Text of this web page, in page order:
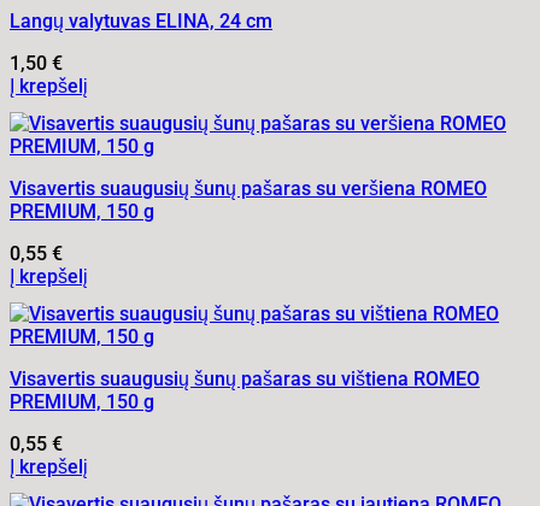
Langų valytuvas ELINA, 24 cm
1,50 €
Į krepšelį
Visavertis suaugusių šunų pašaras su veršiena ROMEO
PREMIUM, 150 g
0,55 €
Į krepšelį
Visavertis suaugusių šunų pašaras su vištiena ROMEO
PREMIUM, 150 g
0,55 €
Į krepšelį